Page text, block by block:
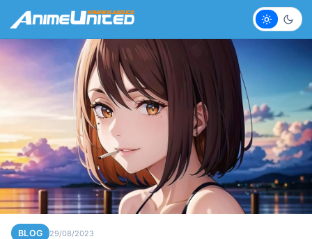
Claro
BLOG 29/08/2023